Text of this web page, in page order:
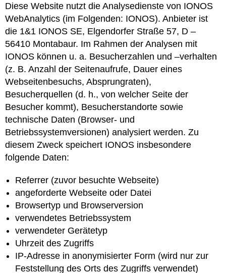
Diese Website nutzt die Analysedienste von IONOS
WebAnalytics (im Folgenden: IONOS). Anbieter ist
die 1&1 IONOS SE, Elgendorfer Straße 57, D –
56410 Montabaur. Im Rahmen der Analysen mit
IONOS können u. a. Besucherzahlen und –verhalten
(z. B. Anzahl der Seitenaufrufe, Dauer eines
Webseitenbesuchs, Absprungraten),
Besucherquellen (d. h., von welcher Seite der
Besucher kommt), Besucherstandorte sowie
technische Daten (Browser- und
Betriebssystemversionen) analysiert werden. Zu
diesem Zweck speichert IONOS insbesondere
folgende Daten:
Referrer (zuvor besuchte Webseite)
angeforderte Webseite oder Datei
Browsertyp und Browserversion
verwendetes Betriebssystem
verwendeter Gerätetyp
Uhrzeit des Zugriffs
IP-Adresse in anonymisierter Form (wird nur zur
Feststellung des Orts des Zugriffs verwendet)